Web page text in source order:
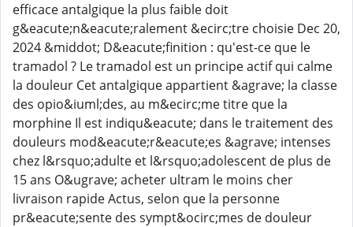
efficace antalgique la plus faible doit
g&eacute;n&eacute;ralement &ecirc;tre choisie Dec 20,
2024 &middot; D&eacute;finition : qu'est-ce que le
tramadol ? Le tramadol est un principe actif qui calme
la douleur Cet antalgique appartient &agrave; la classe
des opio&iuml;des, au m&ecirc;me titre que la
morphine Il est indiqu&eacute; dans le traitement des
douleurs mod&eacute;r&eacute;es &agrave; intenses
chez l&rsquo;adulte et l&rsquo;adolescent de plus de
15 ans O&ugrave; acheter ultram le moins cher
livraison rapide Actus, selon que la personne
pr&eacute;sente des sympt&ocirc;mes de douleur